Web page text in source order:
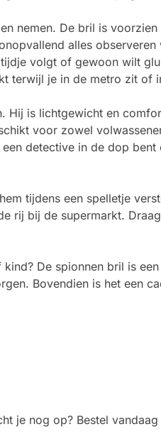
nemen. De bril is
alles
volgt of gewoon wilt
terwijl je in de metro zit of
is lichtgewicht en
voor zowel
detective in de dop
tijdens een spelletje
rij bij de supermarkt.
De spionnen bril is
Bovendien is het een
je nog op? Bestel